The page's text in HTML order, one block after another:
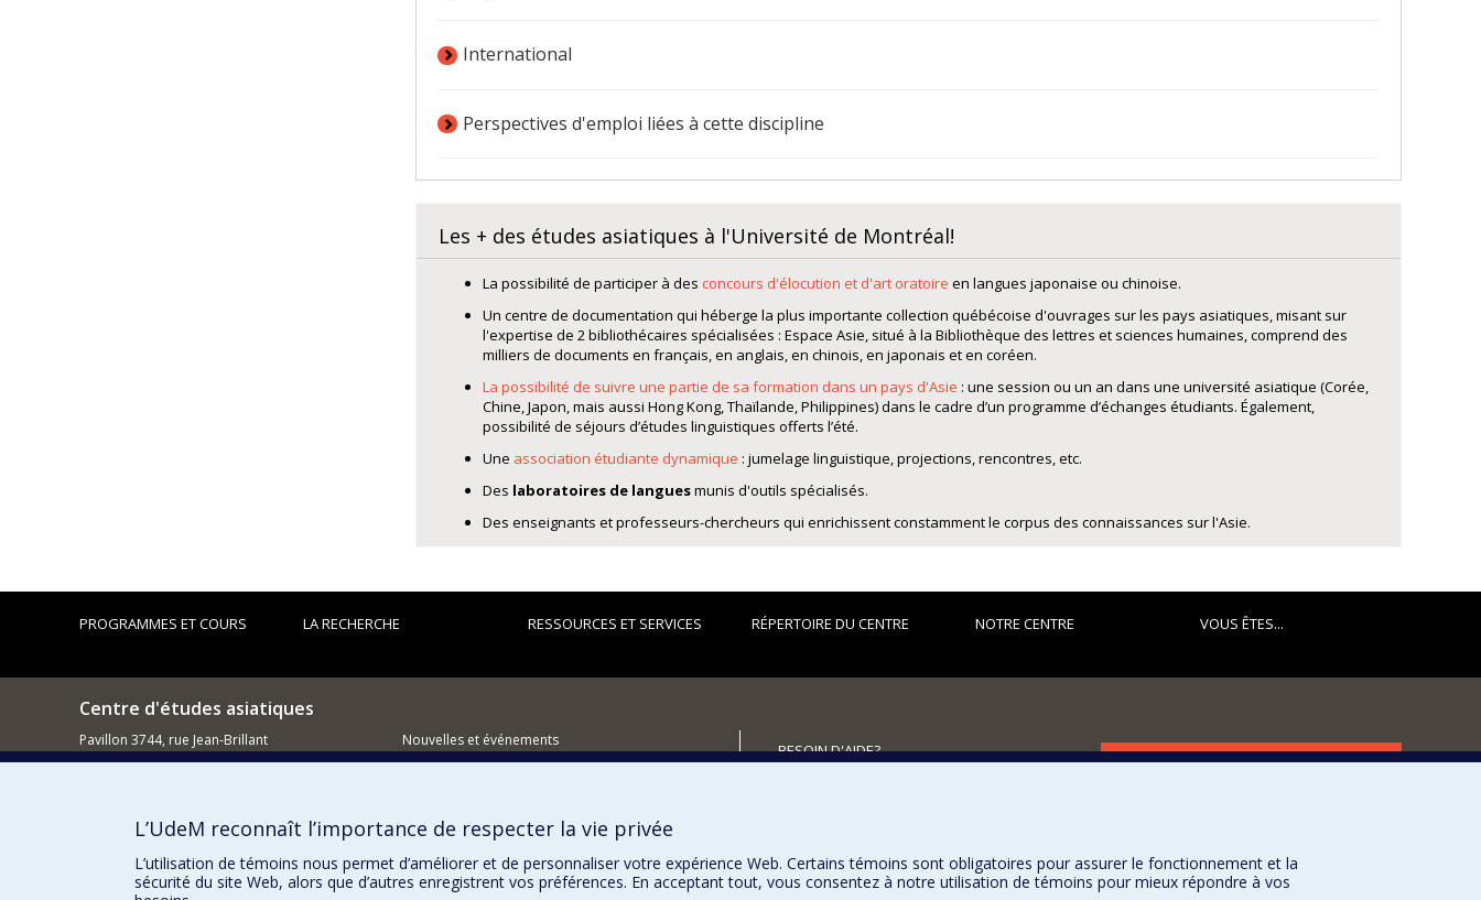
International
Perspectives d'emploi liées à cette discipline
Les + des études asiatiques à l'Université de Montréal!
La possibilité de participer à des concours d'élocution et d'art oratoire en langues japonaise ou chinoise.
Un centre de documentation qui héberge la plus importante collection québécoise d'ouvrages sur les pays asiatiques, misant sur
l'expertise de 2 bibliothécaires spécialisées : Espace Asie, situé à la Bibliothèque des lettres et sciences humaines, comprend des
milliers de documents en français, en anglais, en chinois, en japonais et en coréen.
La possibilité de suivre une partie de sa formation dans un pays d'Asie : une session ou un an dans une université asiatique (Corée,
Chine, Japon, mais aussi Hong Kong, Thaïlande, Philippines) dans le cadre d’un programme d’échanges étudiants. Également,
possibilité de séjours d’études linguistiques offerts l’été.
Une association étudiante dynamique : jumelage linguistique, projections, rencontres, etc.
Des laboratoires de languesmunis d'outils spécialisés.
Des enseignants et professeurs-chercheurs qui enrichissent constamment le corpus des connaissances sur l'Asie.
PROGRAMMES ET COURS LA RECHERCHE RESSOURCES ET SERVICES RÉPERTOIRE DU CENTRE NOTRE CENTRE VOUS ÊTES...
Centre d'études asiatiques
Pavillon 3744, rue Jean-Brillant
Nouvelles et événements
BESOIN D'AIDE?
FACULTÉ DES ARTS ET DES SCIENCES
Nos programmes et cours
L’UdeM reconnaît l’importance de respecter la vie privée
L’utilisation de témoins nous permet d’améliorer et de personnaliser votre expérience Web. Certains témoins sont obligatoires pour assurer le fonctionnement et la
sécurité du site Web, alors que d’autres enregistrent vos préférences. En acceptant tout, vous consentez à notre utilisation de témoins pour mieux répondre à vos